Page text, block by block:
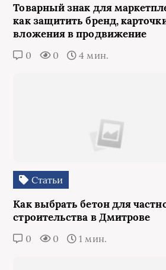
Товарный знак для
как защитить бренд,
вложения в продвижение
0 0 4 мин.
Статьи
Как выбрать бетон для
строительства в Дмитрове
0 0 1 мин.